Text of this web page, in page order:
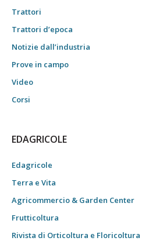
Trattori
Trattori d’epoca
Notizie dall’industria
Prove in campo
Video
Corsi
EDAGRICOLE
Edagricole
Terra e Vita
Agricommercio & Garden Center
Frutticoltura
Rivista di Orticoltura e Floricoltura